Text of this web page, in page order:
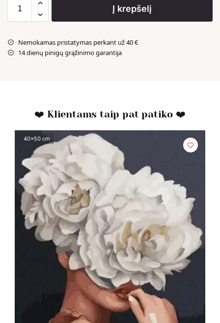
Į krepšelį
Nemokamas pristatymas perkant už 40 €
14 dienų pinigų grąžinimo garantija
❤️ Klientams taip pat patiko ❤️
40x50 cm